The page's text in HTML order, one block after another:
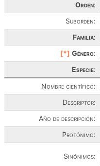
Orden:
Suborden:
Familia:
[*] Género:
Especie:
Nombre científico:
Descriptor:
Año de descripción:
Protónimo:
Sinónimos: